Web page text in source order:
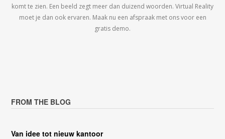
komt te zien. Een beeld zegt meer dan duizend woorden. Virtual Reality
moet je dan ook ervaren. Maak nu een afspraak met ons voor een
gratis demo.
FROM THE BLOG
Van idee tot nieuw kantoor